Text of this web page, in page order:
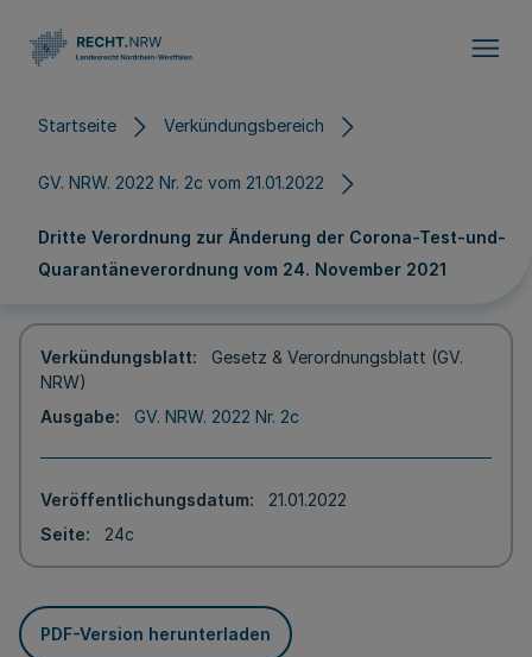
Startseite Verkündungsbereich
GV. NRW. 2022 Nr. 2c vom 21.01.2022
Dritte Verordnung zur Änderung der Corona-Test-und-
Quarantäneverordnung vom 24. November 2021
Verkündungsblatt
Gesetz & Verordnungsblatt (GV.
NRW)
Ausgabe
GV. NRW. 2022 Nr. 2c
Veröffentlichungsdatum
21.01.2022
Seite
24c
PDF-Version herunterladen